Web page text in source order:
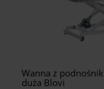
Wanna z
duża Blovi